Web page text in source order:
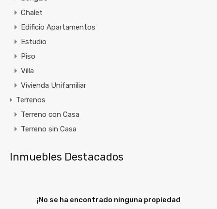
Chalet
Edificio Apartamentos
Estudio
Piso
Villa
Vivienda Unifamiliar
Terrenos
Terreno con Casa
Terreno sin Casa
Inmuebles Destacados
¡No se ha encontrado ninguna propiedad